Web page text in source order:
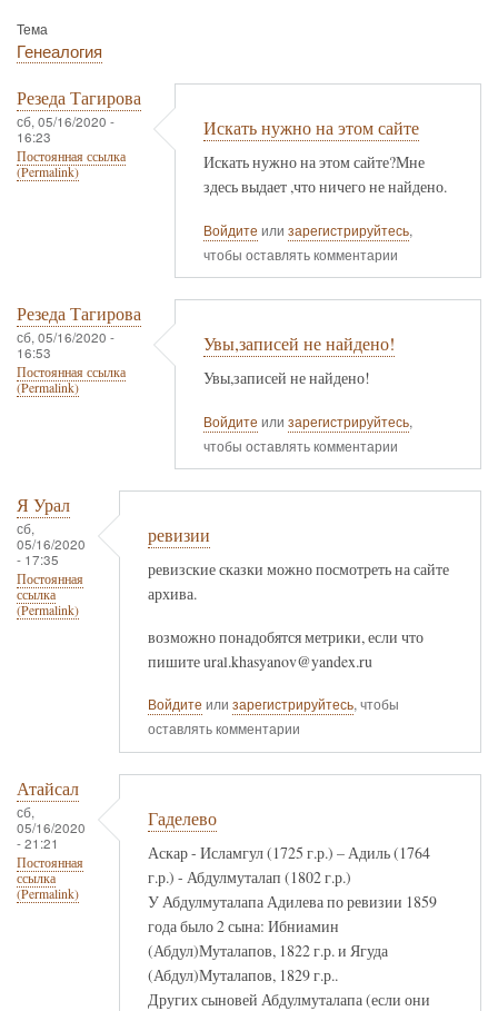
Тема
Генеалогия
Резеда Тагирова
сб, 05/16/2020 -
16:23
Постоянная ссылка
(Permalink)
Искать нужно на этом сайте
Искать нужно на этом сайте?Мне
здесь выдает ,что ничего не найдено.
Войдите или зарегистрируйтесь,
чтобы оставлять комментарии
Резеда Тагирова
сб, 05/16/2020 -
16:53
Постоянная ссылка
(Permalink)
Увы,записей не найдено!
Увы,записей не найдено!
Войдите или зарегистрируйтесь,
чтобы оставлять комментарии
Я Урал
сб,
05/16/2020
- 17:35
Постоянная
ссылка
(Permalink)
ревизии
ревизские сказки можно посмотреть на сайте
архива.
возможно понадобятся метрики, если что
пишите ural.khasyanov@yandex.ru
Войдите или зарегистрируйтесь, чтобы
оставлять комментарии
Атайсал
сб,
05/16/2020
- 21:21
Постоянная
ссылка
(Permalink)
Гаделево
Аскар - Исламгул (1725 г.р.) – Адиль (1764
г.р.) - Абдулмуталап (1802 г.р.)
У Абдулмуталапа Адилева по ревизии 1859
года было 2 сына: Ибниамин
(Абдул)Муталапов, 1822 г.р. и Ягуда
(Абдул)Муталапов, 1829 г.р..
Других сыновей Абдулмуталапа (если они